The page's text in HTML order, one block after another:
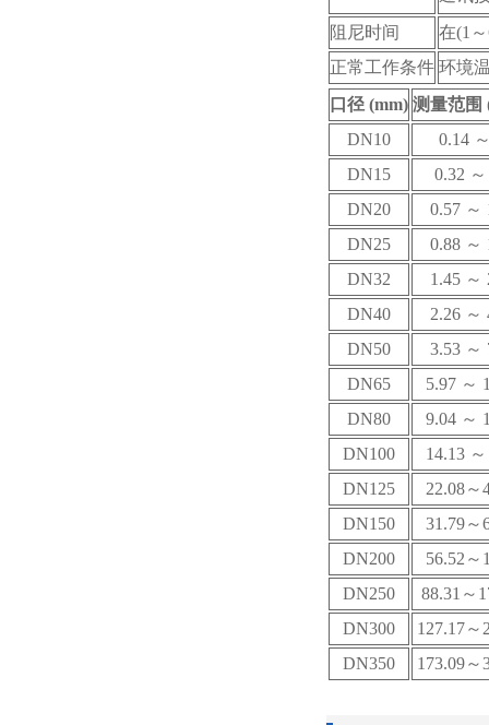
阻尼时间
在(1
正常工作条件 环境
口径 (mm) 测量范围
DN10
0.14
DN15
0.32
DN20
0.57 ～
DN25
0.88 ～
DN32
1.45 ～
DN40
2.26 ～
DN50
3.53 ～
DN65
5.97 ～
DN80
9.04 ～
DN100
14.13
DN125
22.08～
DN150
31.79～
DN200
56.52 ～
DN250
88.31 ～
DN300
127.17～
DN350
173.09～